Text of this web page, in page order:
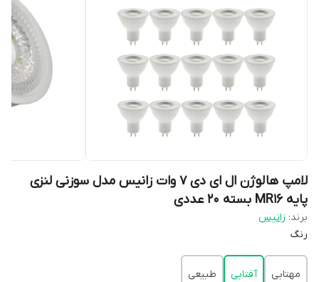
لامپ هالوژن ال ای دی 7 وات زانیس مدل سوزنی لنزی
پایه MR16 بسته 20 عددی
برند: زانیس
رنگ
مهتابی آفتابی طبیعی